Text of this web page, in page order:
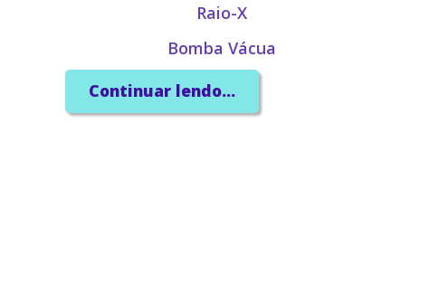
Raio-X
Bomba Vácua
Compressores
Continuar lendo...